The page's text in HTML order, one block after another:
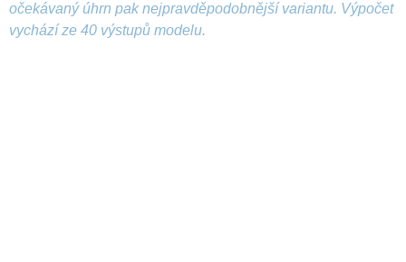
očekávaný úhrn pak nejpravděpodobnější variantu. Výpočet
vychází ze 40 výstupů modelu.